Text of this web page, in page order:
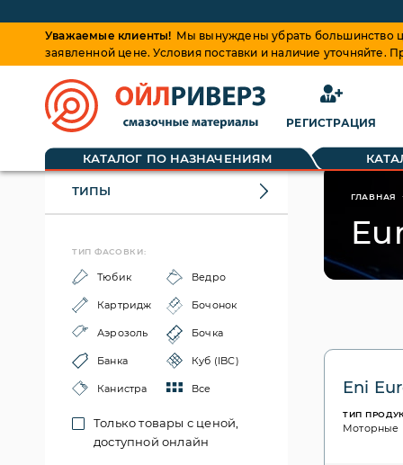
Уважаемые клиенты! Мы вынуждены убрать большинство
заявленной цене. Условия поставки и наличие
РЕГИСТРАЦИЯ
КАТАЛОГ ПО НАЗНАЧЕНИЯМ
ТИПЫ
ТИП ФАСОВКИ:
Тюбик Ведро
Картридж Бочонок
Аэрозоль Бочка
Банка Куб (IBC)
Канистра Все
Только товары с ценой,
доступной онлайн
ГЛАВНАЯ
Eni
ТИП
Моторные